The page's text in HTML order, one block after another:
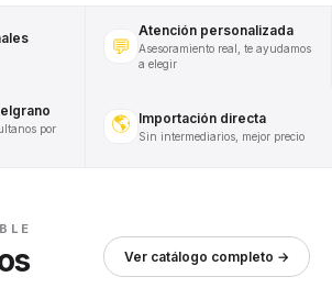
💬
Atención personalizada
Asesoramiento real, te ayudamos
a elegir
por
🌎 Importación directa
Sin intermediarios, mejor precio
Ver catálogo completo →